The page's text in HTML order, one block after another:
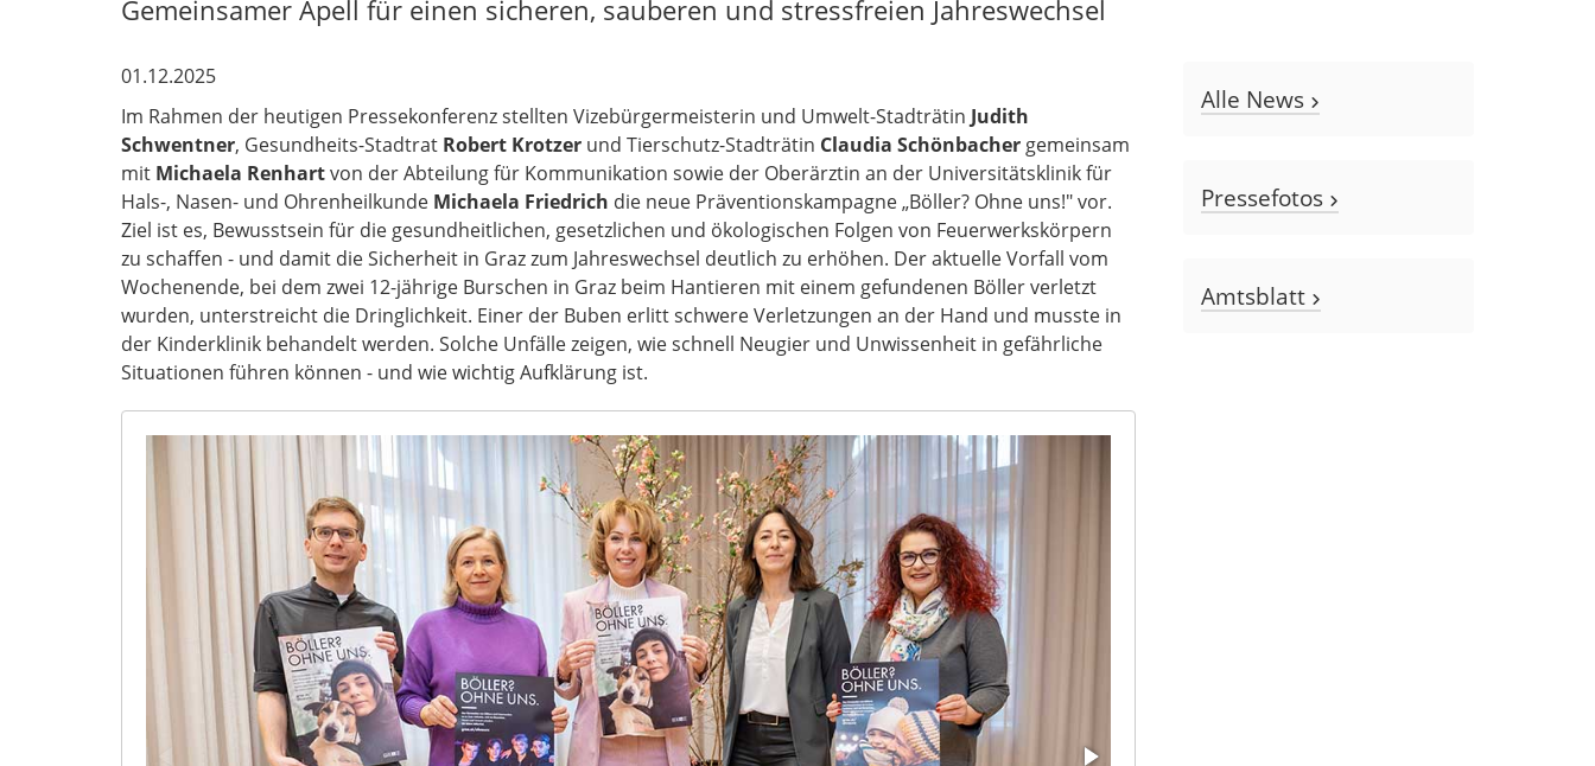
Gemeinsamer Apell für einen sicheren, sauberen und stressfreien Jahreswechsel
01.12.2025
Im Rahmen der heutigen Pressekonferenz stellten Vizebürgermeisterin und Umwelt-Stadträtin Judith
Schwentner, Gesundheits-Stadtrat Robert Krotzer und Tierschutz-Stadträtin Claudia Schönbacher gemeinsam
mit Michaela Renhartvon der Abteilung für Kommunikation sowie der Oberärztin an der Universitätsklinik für
Hals-, Nasen- und Ohrenheilkunde Michaela Friedrich die neue Präventionskampagne „Böller? Ohne uns!" vor.
Ziel ist es, Bewusstsein für die gesundheitlichen, gesetzlichen und ökologischen Folgen von Feuerwerkskörpern
zu schaffen - und damit die Sicherheit in Graz zum Jahreswechsel deutlich zu erhöhen. Der aktuelle Vorfall vom
Wochenende, bei dem zwei 12-jährige Burschen in Graz beim Hantieren mit einem gefundenen Böller verletzt
wurden, unterstreicht die Dringlichkeit. Einer der Buben erlitt schwere Verletzungen an der Hand und musste in
der Kinderklinik behandelt werden. Solche Unfälle zeigen, wie schnell Neugier und Unwissenheit in gefährliche
Situationen führen können - und wie wichtig Aufklärung ist.
Alle News
Pressefotos
Amtsblatt